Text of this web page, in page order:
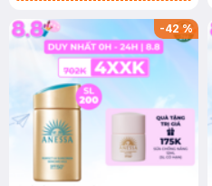
SPF 50+ 20ml (SL Có Hạn)
-42%